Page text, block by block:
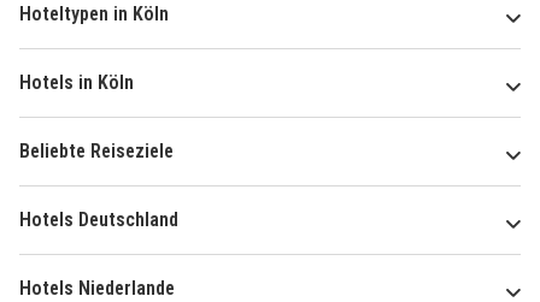
Hoteltypen in Köln
Hotels in Köln
Beliebte Reiseziele
Hotels Deutschland
Hotels Niederlande